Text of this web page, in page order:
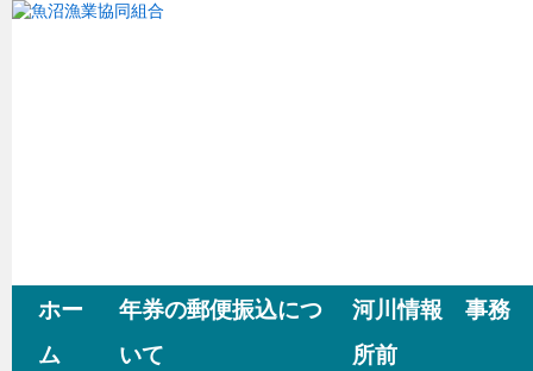
ホー
ム
年券の郵便振込につ
いて
河川情報 事務
所前